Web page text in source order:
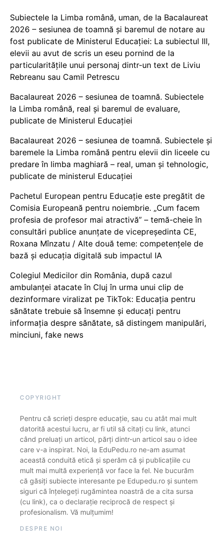
Subiectele la Limba română, uman, de la Bacalaureat
2026 – sesiunea de toamnă și baremul de notare au
fost publicate de Ministerul Educației: La subiectul III,
elevii au avut de scris un eseu pornind de la
particularitățile unui personaj dintr-un text de Liviu
Rebreanu sau Camil Petrescu
Bacalaureat 2026 – sesiunea de toamnă. Subiectele
la Limba română, real și baremul de evaluare,
publicate de Ministerul Educației
Bacalaureat 2026 – sesiunea de toamnă. Subiectele și
baremele la Limba română pentru elevii din liceele cu
predare în limba maghiară – real, uman și tehnologic,
publicate de ministerul Educației
Pachetul European pentru Educație este pregătit de
Comisia Europeană pentru noiembrie. „Cum facem
profesia de profesor mai atractivă” – temă-cheie în
consultări publice anunțate de vicepreședinta CE,
Roxana Mînzatu / Alte două teme: competențele de
bază și educația digitală sub impactul IA
Colegiul Medicilor din România, după cazul
ambulanței atacate în Cluj în urma unui clip de
dezinformare viralizat pe TikTok: Educația pentru
sănătate trebuie să însemne și educați pentru
informația despre sănătate, să distingem manipulări,
minciuni, fake news
COPYRIGHT
Pentru că scrieți despre educație, sau cu atât mai mult
datorită acestui lucru, ar fi util să citați cu link, atunci
când preluați un articol, părți dintr-un articol sau o idee
care v-a inspirat. Noi, la EduPedu.ro ne-am asumat
această conduită etică și sperăm că și publicațiile cu
mult mai multă experiență vor face la fel. Ne bucurăm
că găsiți subiecte interesante pe Edupedu.ro și suntem
siguri că înțelegeți rugămintea noastră de a cita sursa
(cu link), ca o declarație reciprocă de respect și
profesionalism. Vă mulțumim!
DESPRE NOI